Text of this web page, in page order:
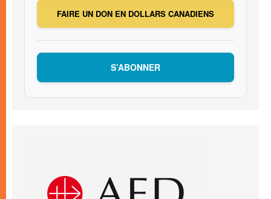
FAIRE UN DON EN DOLLARS CANADIENS
S’ABONNER